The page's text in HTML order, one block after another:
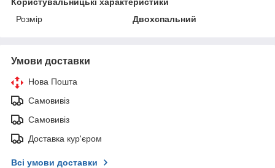
Розмір
Двохспальний
Умови доставки
Нова Пошта
Самовивіз
Самовивіз
Доставка кур'єром
Всі умови доставки